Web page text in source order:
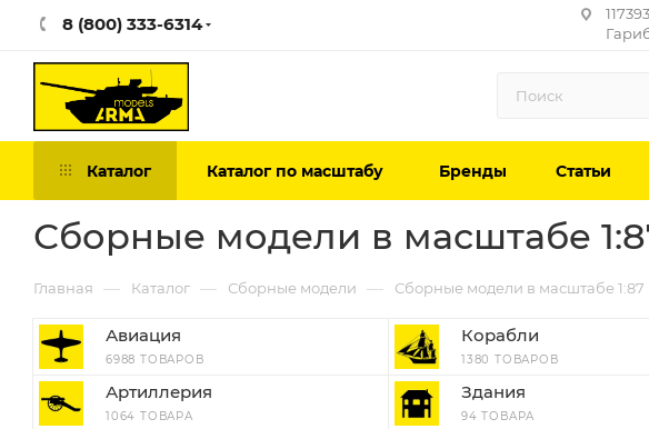
8 (800) 333-6314
Каталог Каталог по масштабу Бренды Статьи
Сборные модели в масштабе
Главная — Каталог — Сборные модели — Сборные модели в масштабе 1:87
Авиация
6988 ТОВАРОВ
Корабли
1380 ТОВАРОВ
Артиллерия
1064 ТОВАРА
Здания
94 ТОВАРА